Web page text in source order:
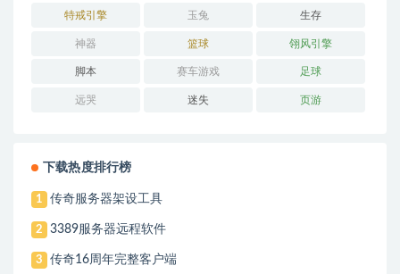
特戒引擎 玉兔 生存
神器 篮球 翎风引擎
脚本 赛车游戏 足球
远哭 迷失 页游
下载热度排行榜
1 传奇服务器架设工具
2 3389服务器远程软件
3 传奇16周年完整客户端